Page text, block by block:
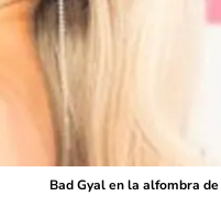
Bad Gyal en la alfombra